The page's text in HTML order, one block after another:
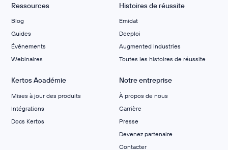
Ressources
Blog
Guides
Événements
Webinaires
Histoires de réussite
Emidat
Deeploi
Augmented Industries
Toutes les histoires de réussite
Kertos Académie
Mises à jour des produits
Intégrations
Docs Kertos
Notre entreprise
À propos de nous
Carrière
Presse
Devenez partenaire
Contacter